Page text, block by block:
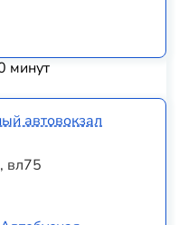
минут
автовокзал
вл75